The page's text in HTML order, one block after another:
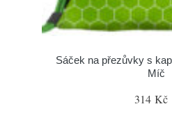
Sáček na přezůvky s
Míč
314 Kč